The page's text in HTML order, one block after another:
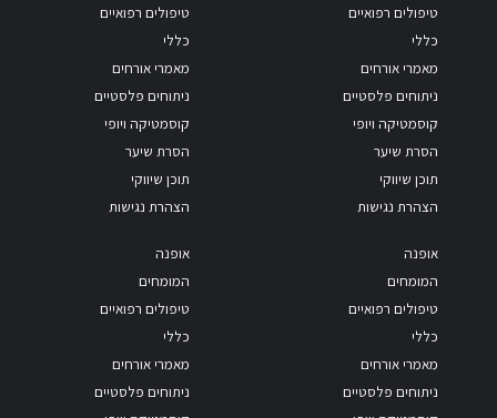
טיפולים רפואיים
כללי
מאמרי אורחים
ניתוחים פלסטיים
קוסמטיקה ויופי
הסרת שיער
תוכן שיווקי
הצהרת נגישות
טיפולים רפואיים
כללי
מאמרי אורחים
ניתוחים פלסטיים
קוסמטיקה ויופי
הסרת שיער
תוכן שיווקי
הצהרת נגישות
אופנה
המומחים
טיפולים רפואיים
כללי
מאמרי אורחים
ניתוחים פלסטיים
אופנה
המומחים
טיפולים רפואיים
כללי
מאמרי אורחים
ניתוחים פלסטיים